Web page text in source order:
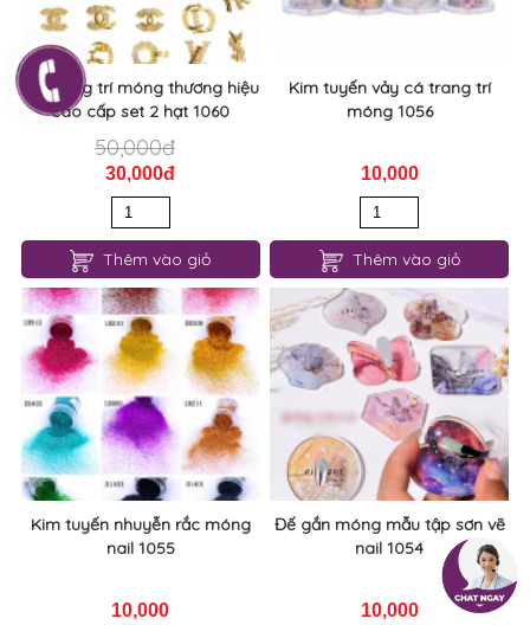
Đá trang trí móng thương hiệu
cao cấp set 2 hạt 1060
50,000đ
30,000đ
Thêm vào giỏ
Kim tuyến vảy cá trang trí
móng 1056
10,000
Thêm vào giỏ
Kim tuyến nhuyễn rắc móng
nail 1055
10,000
Đế gắn móng mẫu tập sơn vẽ
nail 1054
10,000